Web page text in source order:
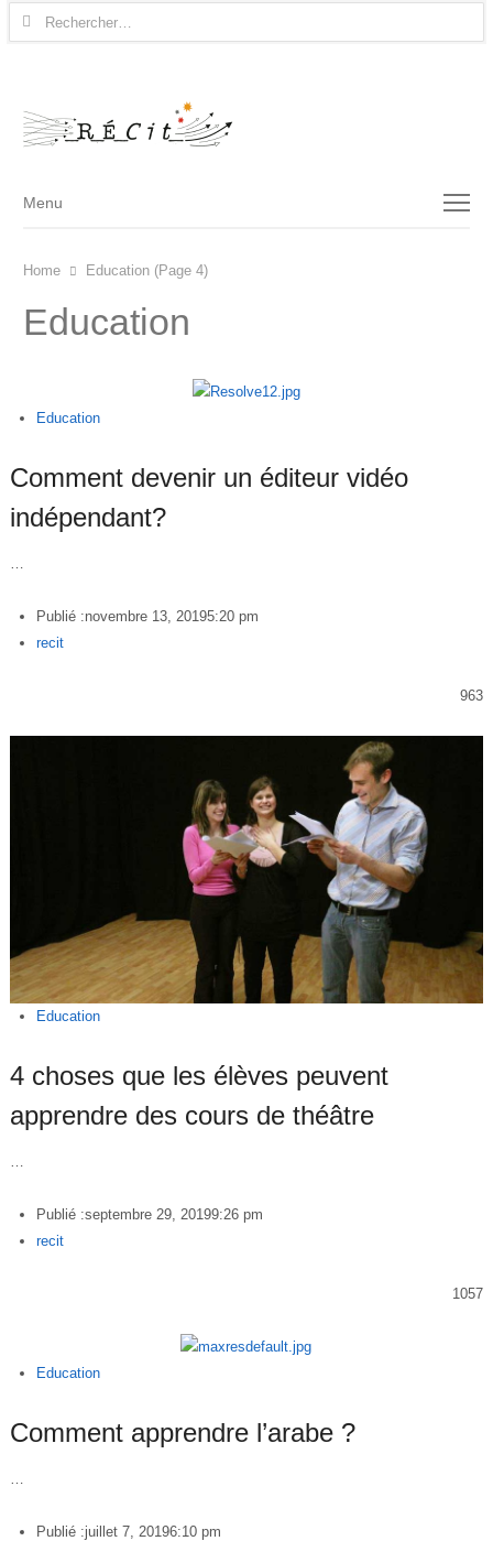
Rechercher :
Menu
Menu
Home Education (Page 4)
Education
Education
Comment devenir un éditeur vidéo
indépendant?
…
Publié :novembre 13, 20195:20 pm
Author
recit
963
Education
4 choses que les élèves peuvent
apprendre des cours de théâtre
Publié :septembre 29, 20199:26 pm
Author
recit
1057
Education
Comment apprendre l’arabe ?
Publié :juillet 7, 20196:10 pm